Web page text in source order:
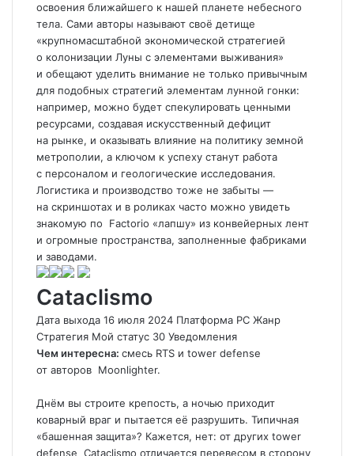
освоения ближайшего к нашей планете небесного
тела. Сами авторы называют своё детище
«крупномасштабной экономической стратегией
о колонизации Луны с элементами выживания»
и обещают уделить внимание не только привычным
для подобных стратегий элементам лунной гонки:
например, можно будет спекулировать ценными
ресурсами, создавая искусственный дефицит
на рынке, и оказывать влияние на политику земной
метрополии, а ключом к успеху станут работа
с персоналом и геологические исследования.
Логистика и производство тоже не забыты —
на скриншотах и в роликах часто можно увидеть
знакомую по
Factorio «лапшу» из конвейерных лент
и огромные пространства, заполненные фабриками
и заводами.
Cataclismo
Дата выхода 16 июля 2024 Платформа PC Жанр
Стратегия Мой статус 30 Уведомления
Чем интересна: смесь RTS и tower defense
от авторов Moonlighter.
Днём вы строите крепость, а ночью приходит
коварный враг и пытается её разрушить. Типичная
«башенная защита»? Кажется, нет: от других tower
defense Cataclismo отличается перевесом в сторону